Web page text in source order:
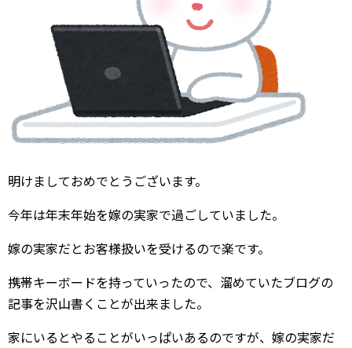
明けましておめでとうございます。
今年は年末年始を嫁の実家で過ごしていました。
嫁の実家だとお客様扱いを受けるので楽です。
携帯キーボードを持っていったので、溜めていたブログの
記事を沢山書くことが出来ました。
家にいるとやることがいっぱいあるのですが、嫁の実家だ